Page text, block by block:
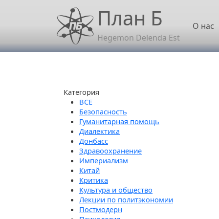
Перейти к основному содержаниюПлан Б
Hegemon Delenda Est
О нас
Категория
Безопасность
Гуманитарная помощь
Диалектика
Донбасс
Здравоохранение
Империализм
Китай
Критика
Культура и общество
Лекции по политэкономии
Постмодерн